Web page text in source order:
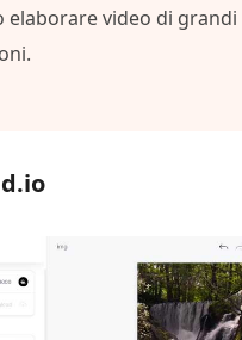
elaborare video di grandi